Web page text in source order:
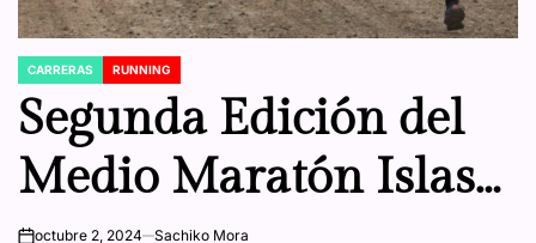
POSTED
IN
CARRERAS RUNNING
Segunda Edición del
Medio Maratón Islas
octubre 2, 2024 Sachiko Mora